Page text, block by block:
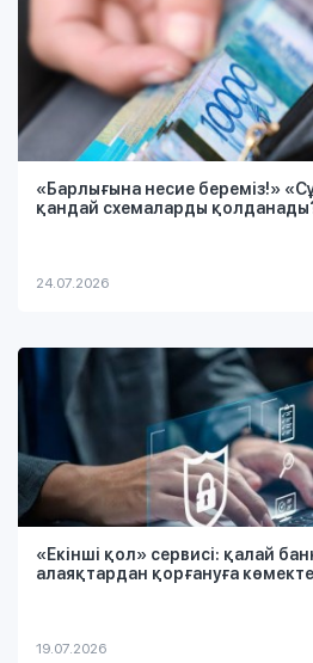
«Барлығына несие береміз!»
қандай схемаларды
24.07.2026
«Екінші қол» сервисі: қалай
алаяқтардан қорғануға
19.07.2026